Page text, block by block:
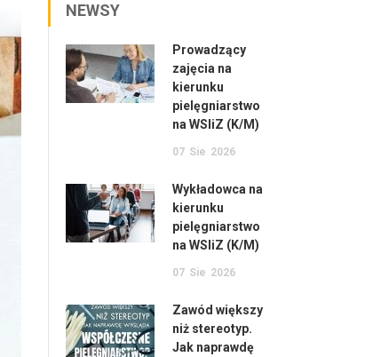
NEWSY
Prowadzący
zajęcia na
kierunku
pielęgniarstwo
na WSIiZ (K/M)
07 Sie 2026
Wykładowca na
kierunku
pielęgniarstwo
na WSIiZ (K/M)
07 Sie 2026
Zawód większy
niż stereotyp.
Jak naprawdę